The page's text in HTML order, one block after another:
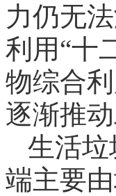
力仍无
利用“十
物综合
逐渐推
生活
端主要